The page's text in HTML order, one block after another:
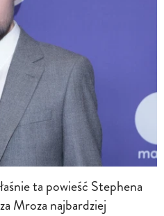
ta powieść Stephena
Mroza najbardziej